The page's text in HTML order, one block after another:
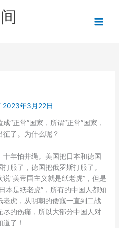
2023年3月22日
“正常”国家，所谓“正常”国家，
了。为什么呢？
年怕井绳。美国把日本和德国
服了，德国把俄罗斯打服了。
“美帝国主义就是纸老虎”，但是
本是纸老虎”，所有的中国人都知
虎，从明朝的倭寇一直到二战
的伤痛，所以大部分中国人对
了！